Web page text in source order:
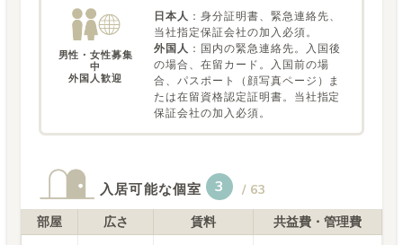
男性・女性募集
中
外国人歓迎
日本人 ： 身分証明書、緊急連絡先、
当社指定保証会社の加入必須。
外国人 ： 国内の緊急連絡先。入国後
の場合、在留カード。入国前の場
合、パスポート（顔写真ページ）ま
たは在留資格認定証明書。当社指定
保証会社の加入必須。
入居可能な個室 3 / 63
部屋 広さ 賃料 共益費・管理費